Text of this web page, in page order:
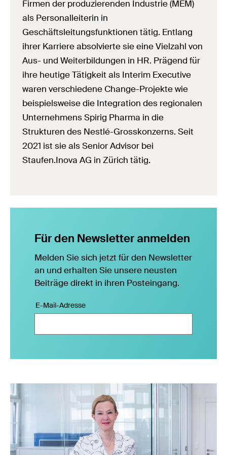
Firmen der produzierenden Industrie (MEM)
als Personalleiterin in
Geschäftsleitungsfunktionen tätig. Entlang
ihrer Karriere absolvierte sie eine Vielzahl von
Aus- und Weiterbildungen in HR. Prägend für
ihre heutige Tätigkeit als Interim Executive
waren verschiedene Change-Projekte wie
beispielsweise die Integration des regionalen
Unternehmens Spirig Pharma in die
Strukturen des Nestlé-Grosskonzerns. Seit
2021 ist sie als Senior Advisor bei
Staufen.Inova AG in Zürich tätig.
Für den Newsletter anmelden
Melden Sie sich jetzt für den Newsletter
an und erhalten Sie unsere neusten
Beiträge direkt in ihren Posteingang.
E-Mail-Adresse